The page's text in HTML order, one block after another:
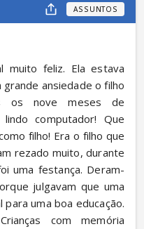
ASSUNTOS
muito feliz. Ela estava
ansiedade o filho
os nove meses de
computador! Que
filho! Era o filho que
rezado muito, durante
uma festança. Deram-
julgavam que uma
uma boa educação.
com memória